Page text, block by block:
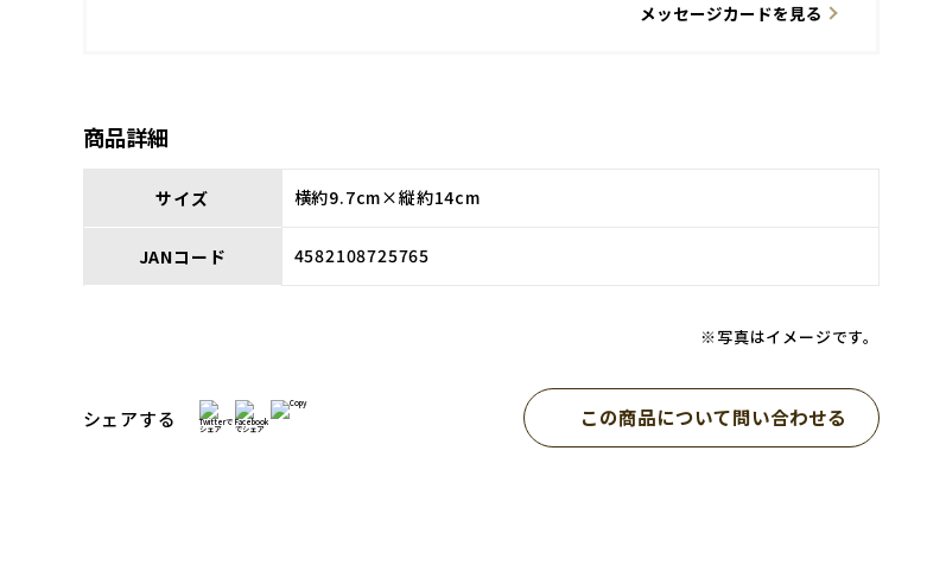
メッセージカードを見る
商品詳細
サイズ 横約9.7cm×縦約14cm
JANコード 4582108725765
※写真はイメージです。
シェアする この商品について問い合わせる